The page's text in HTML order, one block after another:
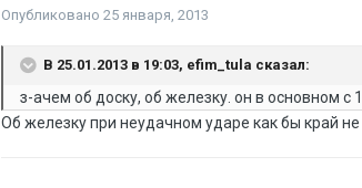
Опубликовано 25 января, 2013
В 25.01.2013 в 19:03, efim_tula сказал:
з-ачем об доску, об железку. он в основном с
Об железку при неудачном ударе как бы край не